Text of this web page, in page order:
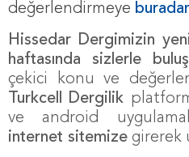
değerlendirmeye
Hissedar Dergimizin yeni
haftasında sizlerle
çekici konu ve
Turkcell Dergilik
ve android
internet sitemize girerek